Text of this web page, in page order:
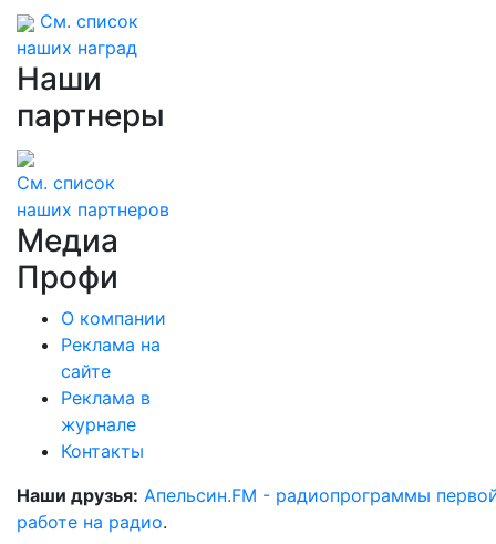
См. список
наших наград
Наши
партнеры
См. список
наших партнеров
Медиа
Профи
О компании
Реклама на
сайте
Реклама в
журнале
Контакты
Наши друзья: Апельсин.FM - радиопрограммы
работе на радио.